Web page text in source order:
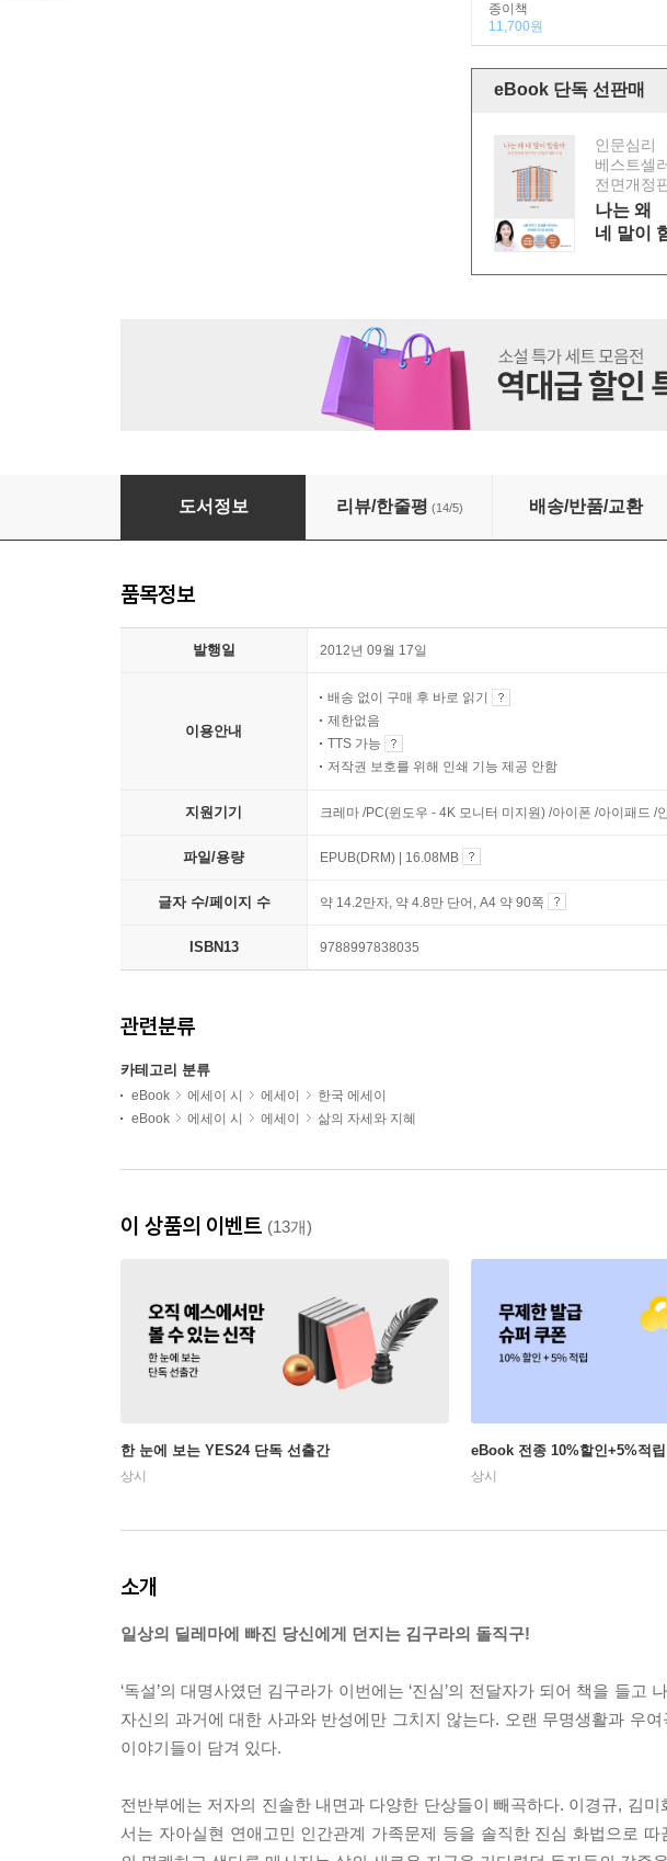
종이책
11,700원
eBook 단독 선판매
인문심리
베스트셀
전면개정
나는 왜
네 말이
독설 대신 진심으로
도서정보 리뷰/한줄평 (14/5) 배송/반품/교환
품목정보
발행일 2012년 09월 17일
이용안내
배송 없이 구매 후 바로 읽기
제한없음
TTS 가능
저작권 보호를 위해 인쇄 기능 제공 안함
지원기기 크레마 /PC(윈도우 - 4K 모니터 미지원) /아이폰 /아이패드
파일/용량 EPUB(DRM) | 16.08MB
글자 수/페이지 수 약 14.2만자, 약 4.8만 단어, A4 약 90쪽
ISBN13 9788997838035
관련분류
카테고리 분류
eBook 에세이 시 에세이
한국 에세이
eBook
에세이 시 에세이 삶의 자세와 지혜
이 상품의 이벤트 (13개)
한 눈에 보는 YES24 단독 선출간
상시
eBook 전종 10%할인+5%적
상시
소개
일상의 딜레마에 빠진 당신에게 던지는 김구라의 돌직구!
‘독설’의 대명사였던 김구라가 이번에는 ‘진심’의 전달자가 되어 책을 들
자신의 과거에 대한 사과와 반성에만 그치지 않는다. 오랜 무명생활과 우
이야기들이 담겨 있다.
전반부에는 저자의 진솔한 내면과 다양한 단상들이 빼곡하다. 이경규, 김
서는 자아실현 연애고민 인간관계 가족문제 등을 솔직한 진심 화법으로